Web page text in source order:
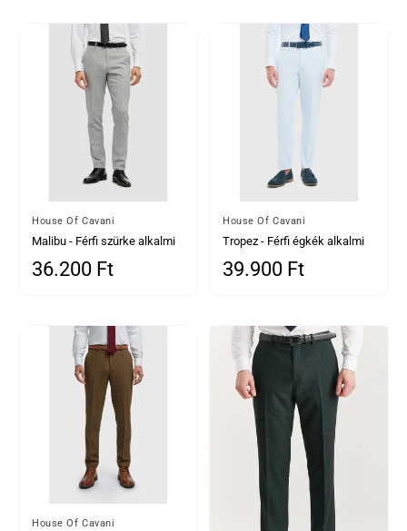
Által
House Of Cavani
Malibu - Férfi szürke alkalmi
nadrág
Normál ár
36.200 Ft
Által
House Of Cavani
Tropez - Férfi égkék alkalmi
nadrág
Normál ár
39.900 Ft
Által
House Of Cavani